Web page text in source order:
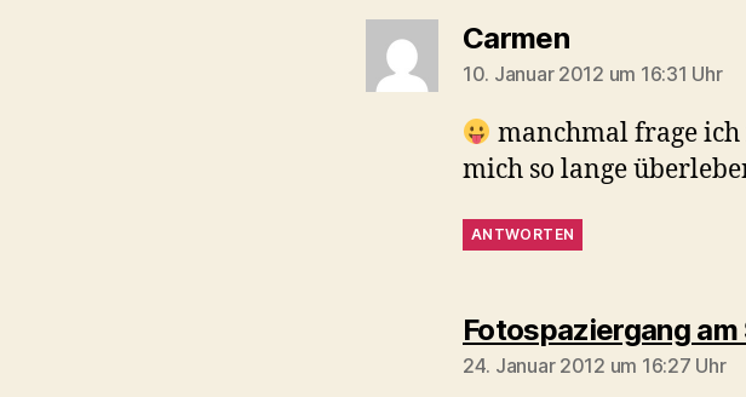
Carmensagt:
10. Januar 2012 um 16:31 Uhr
manchmal frage
mich so lange
ANTWORTEN
Fotospaziergang
24. Januar 2012 um 16:27 Uhr